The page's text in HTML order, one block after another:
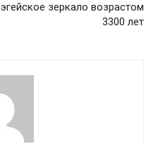
эгейское зеркало возрастом
3300 лет